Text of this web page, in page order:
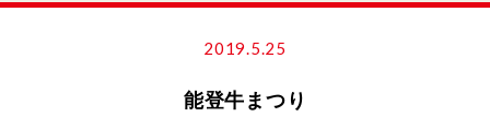
2019.5.25
能登牛まつり